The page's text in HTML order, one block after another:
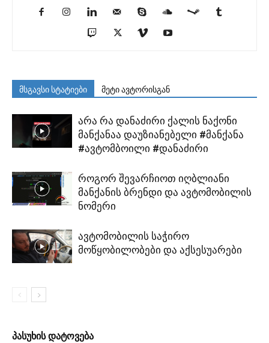
მსგავსი სტატიები მეტი ავტორისგან
არა რა დანაძირი ქალის ნაქონი
მანქანაა დაუზიანებელი #მანქანა
#ავტომბოილი #დანაძირი
როგორ შევარჩიოთ იღბლიანი
მანქანის ბრენდი და ავტომობილის
ნომერი
ავტომობილის საჭირო
მოწყობილობები და აქსესუარები
პასუხის დატოვება